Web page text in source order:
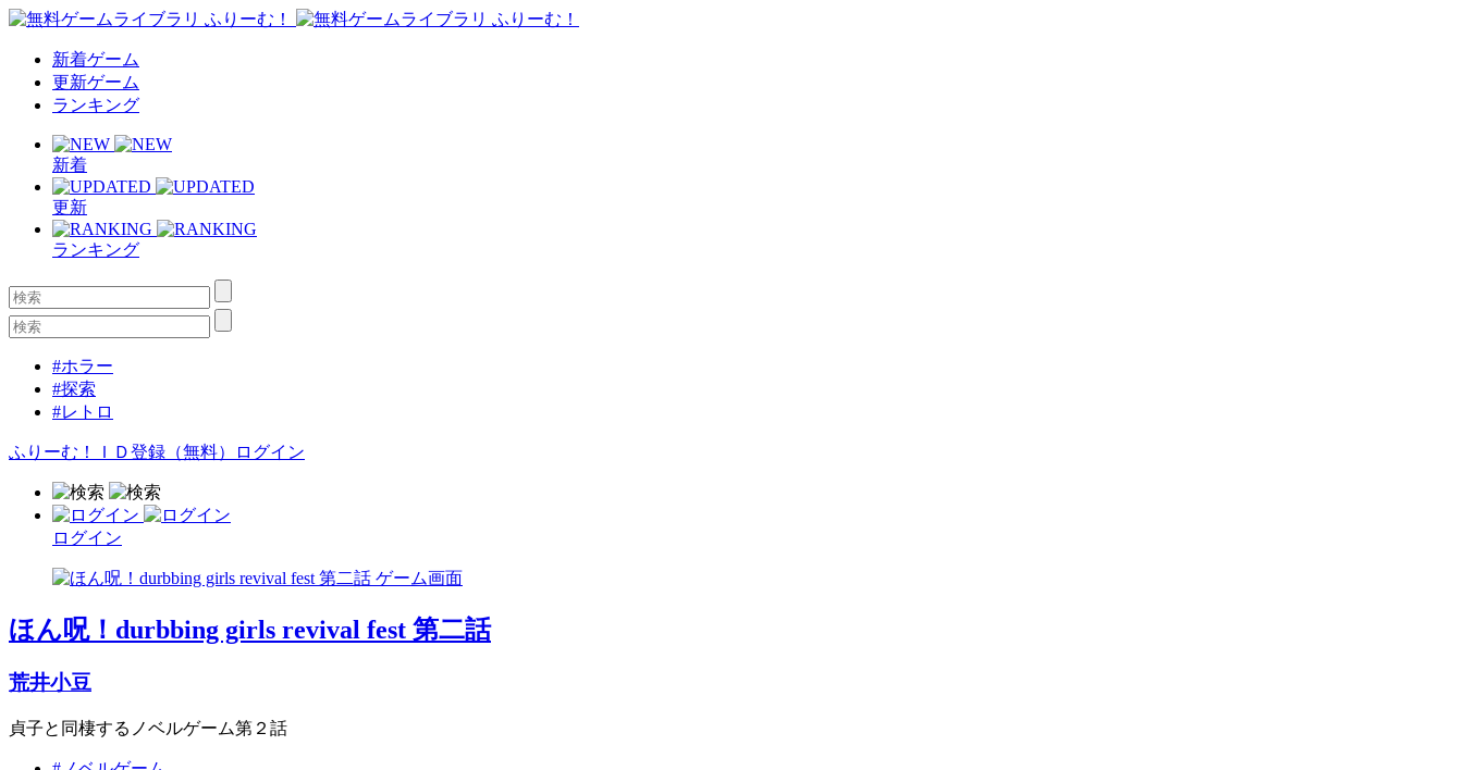
新着ゲーム
更新ゲーム
ランキング
新着
更新
ランキング
#ホラー
#探索
#レトロ
ふりーむ！ＩＤ登録（無料） ログイン
ログイン
ほん呪！durbbing girls revival fest 第二話
荒井小豆
貞子と同棲するノベルゲーム第２話